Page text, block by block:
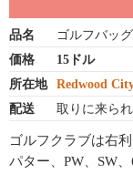
品名
ゴルフバッ
価格
15ドル
所在地
Redwood
配送
取りに来ら
ゴルフクラブは右利
パター、PW、SW